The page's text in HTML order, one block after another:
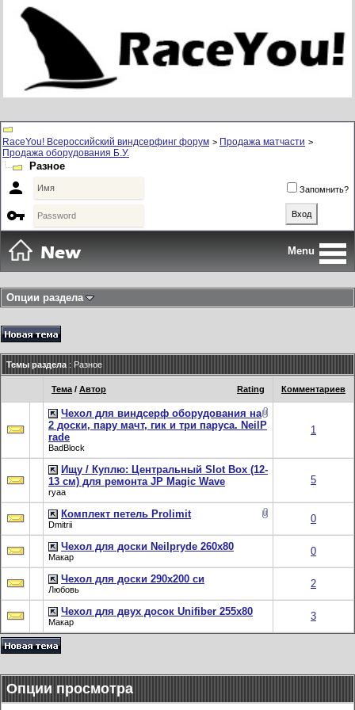
RaceYou! Всероссийский виндсерфинг форум > Продажа матчасти >
Продажа оборудования Б.У.
Разное
 Запомнить?

Menu
Опции раздела
Темы раздела : Разное
Rating
Тема / Автор Комментариев
Чехол для виндсерф оборудования на
2 доски, пару мачт, гик и три паруса. NeilP
rade
BadBlock
1
Ищу / Куплю: Центральный Slot Box (12-
13 см) для ремонта JP Magic Wave
ryaa
5
Комплект петель Prolimit
Dmitrii 0
Чехол для доски Neilpryde 260x80
Макар 0
Чехол для доски 290х200 си
Любовь 2
Чехол для двух досок Unifiber 255x80
Макар 3
Опции просмотра